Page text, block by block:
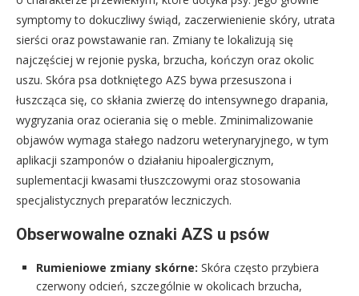
symptomy to dokuczliwy świąd, zaczerwienienie skóry, utrata
sierści oraz powstawanie ran. Zmiany te lokalizują się
najczęściej w rejonie pyska, brzucha, kończyn oraz okolic
uszu. Skóra psa dotkniętego AZS bywa przesuszona i
łuszcząca się, co skłania zwierzę do intensywnego drapania,
wygryzania oraz ocierania się o meble. Zminimalizowanie
objawów wymaga stałego nadzoru weterynaryjnego, w tym
aplikacji szamponów o działaniu hipoalergicznym,
suplementacji kwasami tłuszczowymi oraz stosowania
specjalistycznych preparatów leczniczych.
Obserwowalne oznaki AZS u psów
Rumieniowe zmiany skórne: Skóra często przybiera
czerwony odcień, szczególnie w okolicach brzucha,